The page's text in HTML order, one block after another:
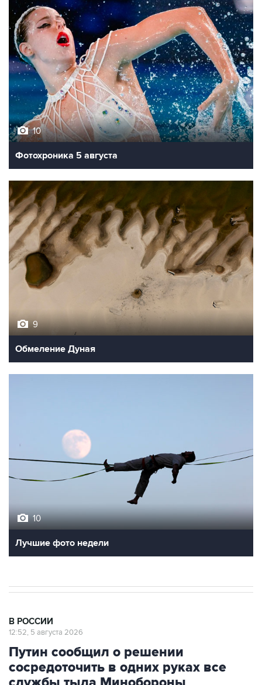
10
Фотохроника 5 августа
Обмеление Дуная
Лучшие фото недели
Путин сообщил о решении
сосредоточить в одних руках все
службы тыла Минобороны